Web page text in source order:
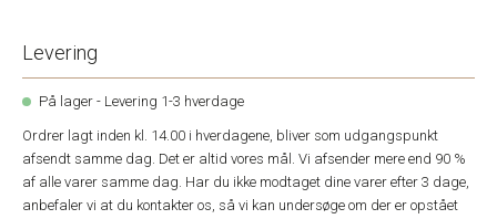
Levering
På lager - Levering 1-3 hverdage
Ordrer lagt inden kl. 14.00 i hverdagene, bliver som udgangspunkt
afsendt samme dag. Det er altid vores mål. Vi afsender mere end 90 %
af alle varer samme dag. Har du ikke modtaget dine varer efter 3 dage,
anbefaler vi at du kontakter os, så vi kan undersøge om der er opstået